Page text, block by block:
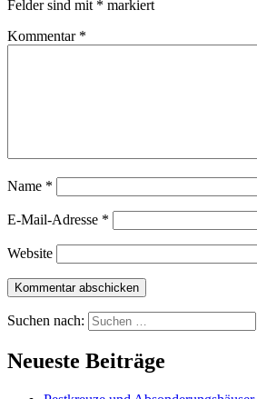
Felder sind mit * markiert
Kommentar *
Name *
E-Mail-Adresse *
Website
Suchen nach:
Neueste Beiträge